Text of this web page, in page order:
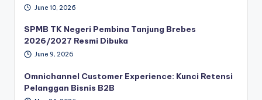
June 10, 2026
SPMB TK Negeri Pembina Tanjung Brebes
2026/2027 Resmi Dibuka
June 9, 2026
Omnichannel Customer Experience: Kunci Retensi
Pelanggan Bisnis B2B